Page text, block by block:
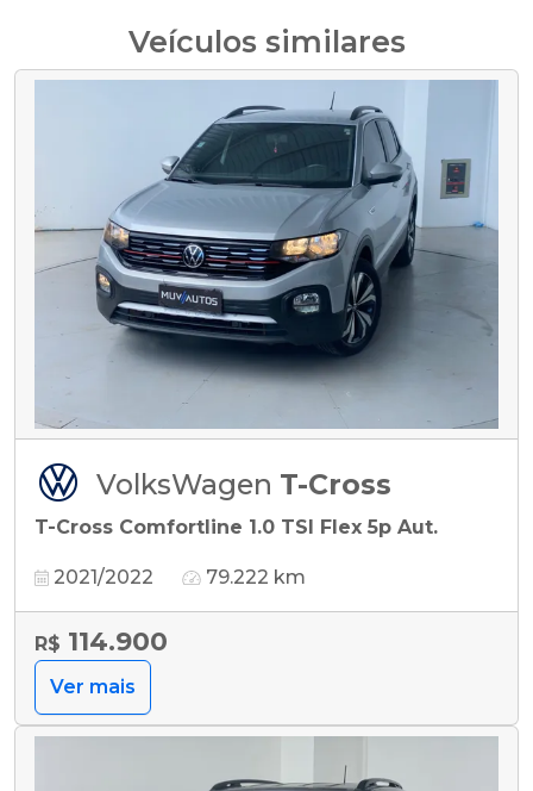
Veículos similares
VolksWagen T-Cross
T-Cross Comfortline 1.0 TSI Flex 5p Aut.
2021/2022 79.222 km
R$ 114.900
Ver mais